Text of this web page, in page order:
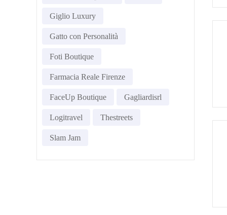
Giglio Luxury
Gatto con Personalità
Foti Boutique
Farmacia Reale Firenze
FaceUp Boutique Gagliardisrl
Logitravel Thestreets
Slam Jam